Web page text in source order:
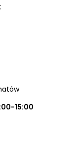
15:00